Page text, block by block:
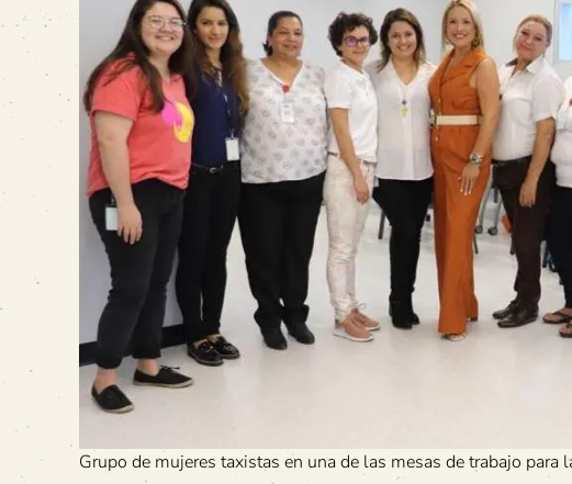
Grupo de mujeres taxistas en una de las mesas de trabajo